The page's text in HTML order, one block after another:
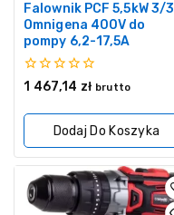
Falownik PCF 5,5kW 3/3
Omnigena 400V do
pompy 6,2-17,5A
0
5
1 467,14 zł brutto
Dodaj Do Koszyka